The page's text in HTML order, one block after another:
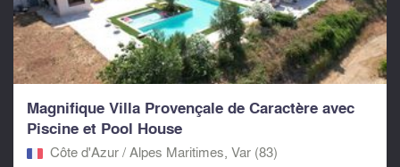
Magnifique Villa Provençale de Caractère avec
Piscine et Pool House
Côte d'Azur / Alpes Maritimes, Var (83)